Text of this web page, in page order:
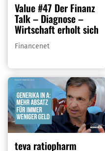
Value #47 Der Finanz
Talk – Diagnose –
Wirtschaft erholt sich
Financenet
teva ratiopharm